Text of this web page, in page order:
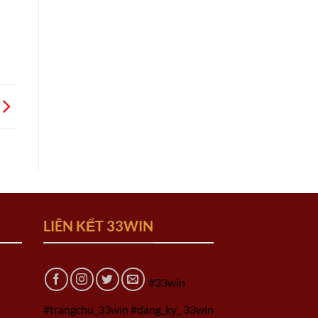
LIÊN KẾT 33WIN
#33win
#trangchu_33win #dang_ky_ 33win